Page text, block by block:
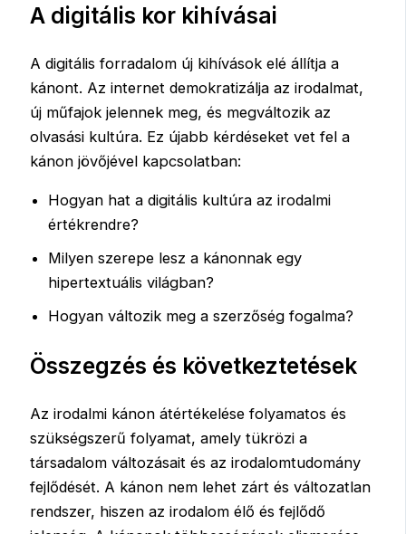
A digitális kor kihívásai
A digitális forradalom új kihívások elé állítja a
kánont. Az internet demokratizálja az irodalmat,
új műfajok jelennek meg, és megváltozik az
olvasási kultúra. Ez újabb kérdéseket vet fel a
kánon jövőjével kapcsolatban:
Hogyan hat a digitális kultúra az irodalmi
értékrendre?
Milyen szerepe lesz a kánonnak egy
hipertextuális világban?
Hogyan változik meg a szerzőség fogalma?
Összegzés és következtetések
Az irodalmi kánon átértékelése folyamatos és
szükségszerű folyamat, amely tükrözi a
társadalom változásait és az irodalomtudomány
fejlődését. A kánon nem lehet zárt és változatlan
rendszer, hiszen az irodalom élő és fejlődő